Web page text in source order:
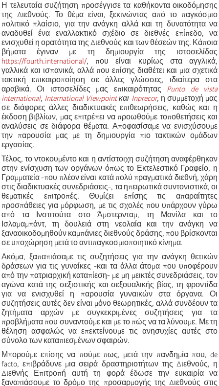
Η τελευταία συζήτηση προσέγγισε τα καθήκοντα οικοδόμησης
της Διεθνούς. Το θέμα είναι, ξεκινώντας από το παγκόσμιο
πολιτικό πλαίσιο, για την ανάγκη αλλά και τη δυνατότητα να
αναδυθεί ένα εναλλακτικό σχέδιο σε διεθνές επίπεδο, να
ενισχυθεί η ορατότητα της Διεθνούς και των θέσεών της. Κάποια
βήματα έγιναν με τη δημιουργία της ιστοσελίδας
https://fourth.international/, που είναι κυρίως στα αγγλικά,
γαλλικά και ισπανικά, αλλά που επίσης διαθέτει και μια σχετικά
τακτική επικαιροποίηση σε άλλες γλώσσες, ιδιαίτερα στα
αραβικά. Οι ιστοσελίδες μας επικαιρότητας Punto de vista
international, International Viewpointκαι Inprecor, η συμμετοχή μας
σε διάφορες άλλες διαδικτυακές επιθεωρήσεις, καθώς και η
έκδοση βιβλίων, μας επιτρέπει να προωθούμε τοποθετήσεις και
αναλύσεις σε διάφορα θέματα. Αποφασίσαμε να ενισχύσουμε
την παρουσία μας με τη δημιουργία πιο τακτικών ομάδων
εργασίας.
Τέλος, το ντοκουμέντο και η αντίστοιχη συζήτηση αναφέρθηκαν
στην ενίσχυση των οργάνων όπως το Εκτελεστικό Γραφείο, η
Γραμματεία -που πλέον είναι κατά πολύ πραγματικά διεθνή, χάρη
στις διαδικτυακές συνεδριάσεις-, τα ηπειρωτικά συντονιστικά, οι
θεματικές επιτροπές. Θυμίζει επίσης τις απαραίτητες
προσπάθειες για μόρφωση, με τις σχολές που υπάρχουν γύρω
από τα Ινστιτούτα στο Άμστερνταμ, τη Μανίλα και το
Ισλαμαμπάντ, τη δουλειά στη νεολαία και την ανάγκη να
ξαναοικοδομηθούν καμπάνιες διεθνούς δράσης, που βρίσκονται
σε υποχώρηση μετά το αντιπαγκοσμιοποιητικό κίνημα.
Ακόμα, ξαπαπιάσαμε τις συζητήσεις για την ανάγκη θετικών
δράσεων για τις γυναίκες -και τα άλλα άτομα που υποφέρουν
από την πατριαρχική καταπίεση- με μη μεικτές συνεδριάσεις, τον
αγώνα κατά της σεξιστικής και σεξουαλικής βίας, τη φροντίδα
για να ενισχυθεί η παρουσία γυναικών στα όργανα. Οι
συζητήσεις αυτές δεν είναι μόνο θεωρητικές, αλλά συνδέουν τα
ζητήματα αρχών με συγκεκριμένες συζητήσεις για τα
προβλήματα που συναντούμε και με το πώς να τα λύνουμε. Με τη
θέληση ασφαλώς να επεκτείνουμε τις ανησυχίες αυτές στο
σύνολο των καταπιεσμένων σφαιρών.
Μπορούμε επίσης να πούμε πως, μετά την πανδημία που, de
facto, επιβράδυνε μια σειρά δραστηριοτήτων της Διεθνούς, η
Διεθνής Επιτροπή αυτή τη φορά έδωσε την ευκαιρία να
ξαναπιάσουμε το δρόμο της προσαρμογής της Διεθνούς στις